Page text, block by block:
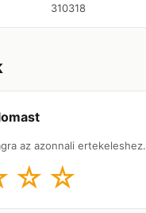
310318
az azonnali ertekeleshez.
☆ ☆